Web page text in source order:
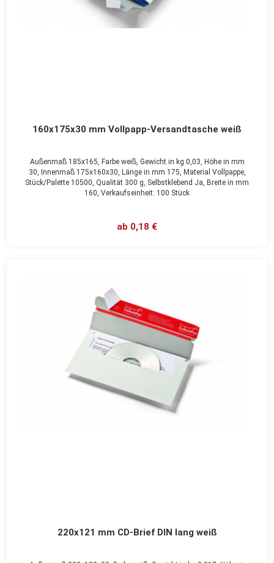
160x175x30 mm Vollpapp-Versandtasche weiß
Außenmaß 185x165, Farbe weiß, Gewicht in kg 0,03, Höhe in mm
30, Innenmaß 175x160x30, Länge in mm 175, Material Vollpappe,
Stück/Palette 10500, Qualität 300 g, Selbstklebend Ja, Breite in mm
160, Verkaufseinheit: 100 Stück
ab 0,18 €
220x121 mm CD-Brief DIN lang weiß